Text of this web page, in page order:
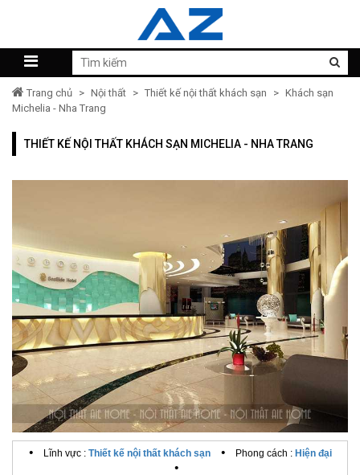
Trang chủ > Nội thất > Thiết kế nội thất khách sạn > Khách sạn
Michelia - Nha Trang
THIẾT KẾ NỘI THẤT KHÁCH SẠN MICHELIA - NHA TRANG
• Lĩnh vực : Thiết kế nội thất khách sạn • Phong cách : Hiện đại
•